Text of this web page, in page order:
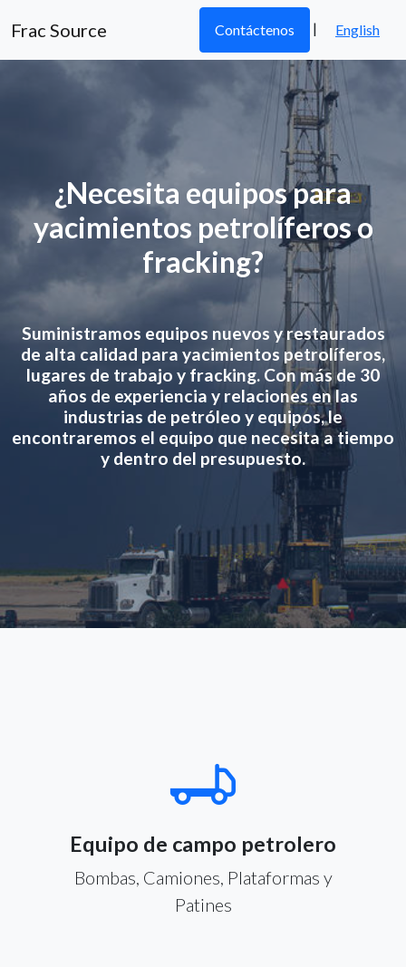
Frac Source Contáctenos | English
¿Necesita equipos para
yacimientos petrolíferos o
fracking?
Suministramos equipos nuevos y restaurados
de alta calidad para yacimientos petrolíferos,
lugares de trabajo y fracking. Con más de 30
años de experiencia y relaciones en las
industrias de petróleo y equipos, le
encontraremos el equipo que necesita a tiempo
y dentro del presupuesto.
Equipo de campo petrolero
Bombas, Camiones, Plataformas y
Patines